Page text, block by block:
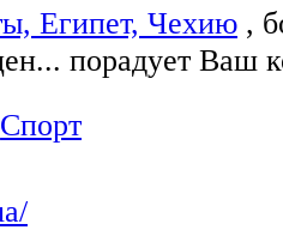
Египет, Чехию ,
порадует Ваш
Спорт